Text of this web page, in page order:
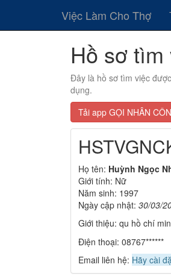
Việc Làm Cho Thợ
Hồ sơ
Đây là hồ sơ tìm việc
dụng.
Tải app GỌI NHÂN
Họ tên: Huỳnh Ngọc
Giới tính: Nữ
Năm sinh: 1997
Ngày cập nhật: 30/03/
Giới thiệu: qu hồ chí
Điện thoại: 08767******
Email liên hệ: Hãy cài